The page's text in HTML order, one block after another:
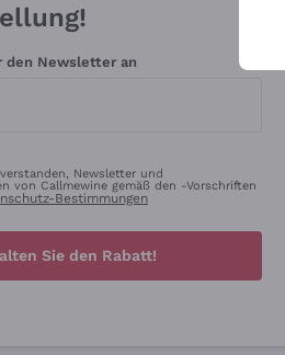
den Newsletter an
Newsletter und
von Callmewine gemäß den -Vorschriften
Bestimmungen
Sie den Rabatt!